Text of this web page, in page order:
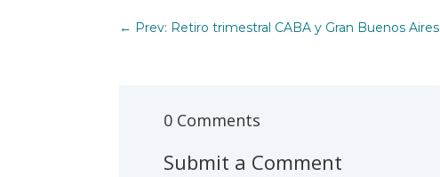
← Prev: Retiro trimestral CABA y Gran Buenos Aires
0 Comments
Submit a Comment